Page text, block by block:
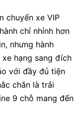
chuyến xe VIP
chỉ nhỉnh hơn
nhưng hành
hạng sang đích
với đầy đủ tiện
chắn là trải
9 chỗ mang đến